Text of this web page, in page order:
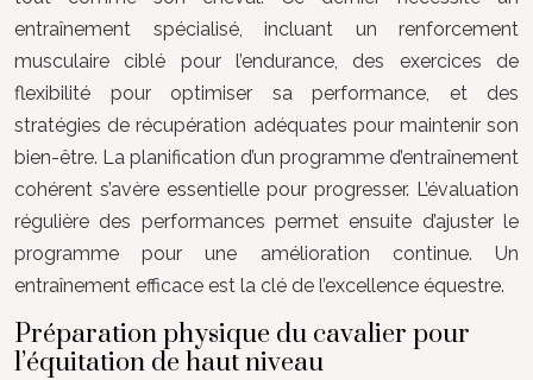
entraînement spécialisé, incluant un renforcement
musculaire ciblé pour l’endurance, des exercices de
flexibilité pour optimiser sa performance, et des
stratégies de récupération adéquates pour maintenir son
bien-être. La planification d’un programme d’entraînement
cohérent s’avère essentielle pour progresser. L’évaluation
régulière des performances permet ensuite d’ajuster le
programme pour une amélioration continue. Un
entraînement efficace est la clé de l’excellence équestre.
Préparation physique du cavalier pour
l’équitation de haut niveau